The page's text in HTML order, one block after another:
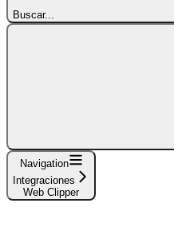
Buscar...
Navigation
Integraciones
Web Clipper